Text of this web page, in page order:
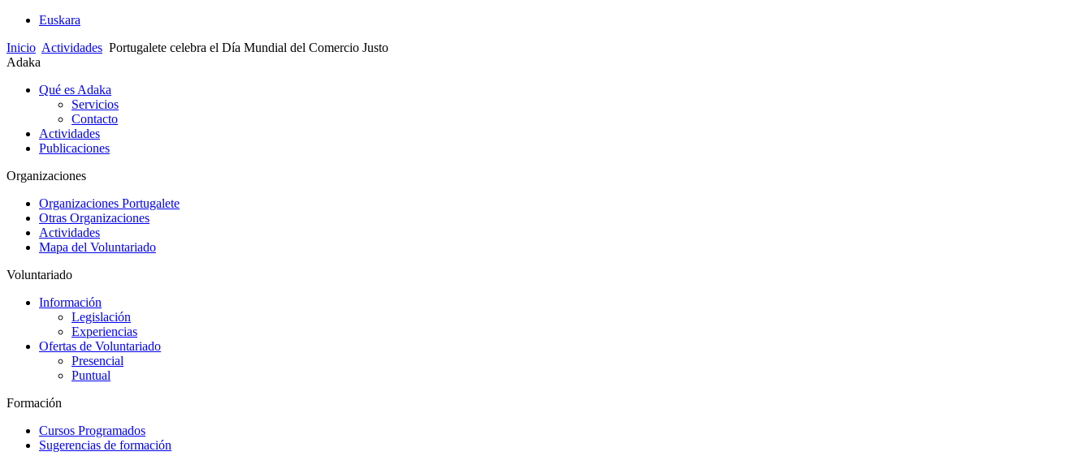
Euskara
Inicio Actividades Portugalete celebra el Día Mundial del Comercio Justo
Adaka
Qué es Adaka
Servicios
Contacto
Actividades
Publicaciones
Organizaciones
Organizaciones Portugalete
Otras Organizaciones
Actividades
Mapa del Voluntariado
Voluntariado
Información
Legislación
Experiencias
Ofertas de Voluntariado
Presencial
Puntual
Formación
Cursos Programados
Sugerencias de formación